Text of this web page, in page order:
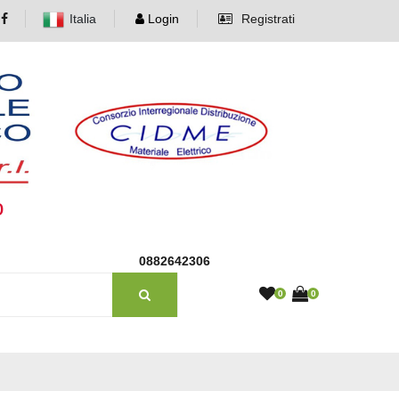
Italia Login Registrati
0882642306
0 0